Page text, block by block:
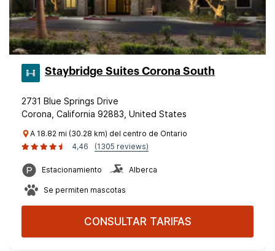
Staybridge Suites Corona South
2731 Blue Springs Drive
Corona, California 92883, United States
A 18.82 mi (30.28 km) del centro de Ontario
4,46
(1305 reviews)
Estacionamiento Alberca
Se permiten mascotas
CONSULTAR TARIFAS